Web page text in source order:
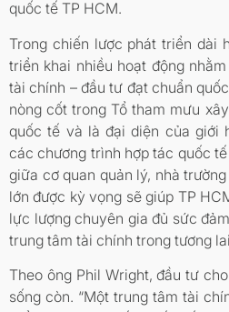
quốc tế TP HCM.
Trong chiến lược phát triển dài
triển khai nhiều hoạt động
tài chính – đầu tư đạt chuẩn
nòng cốt trong Tổ tham mưu
quốc tế và là đại diện của giới
các chương trình hợp tác quốc
giữa cơ quan quản lý, nhà
lớn được kỳ vọng sẽ giúp TP
lực lượng chuyên gia đủ sức
trung tâm tài chính trong tương
Theo ông Phil Wright, đầu tư
sống còn. “Một trung tâm tài